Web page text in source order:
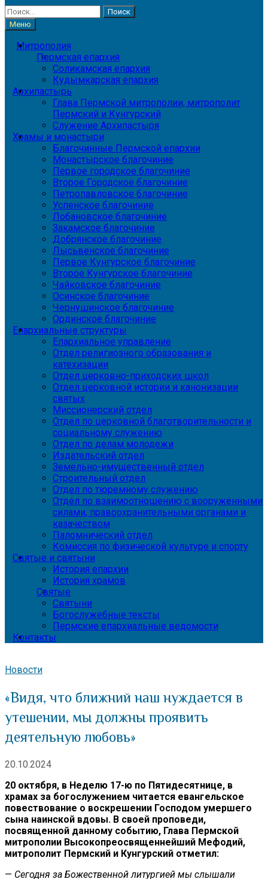
Найти:
Меню
Митрополия
Пермская епархия
Соликамская епархия
Кудымкарская епархия
Архипастырь
Глава Пермской митрополии, митрополит
Пермский и Кунгурский
Служение Архипастыря
Храмы и монастыри
Благочинные Пермской епархии
Монастырское благочиние
Первое городское благочиние
Второе Городское благочиние
Петропавловское благочиние
Успенское благочиние
Лобановское благочиние
Закамское благочиние
Добрянское благочиние
Лысьвенское благочиние
Первое Кунгурское благочиние
Второе Кунгурское благочиние
Чайковское благочиние
Осинское благочиние
Чернушинское благочиние
Ординское благочиние
Епархиальные структуры
Епархиальное управление
Отдел религиозного образования и
катехизации
Отдел церковно-приходских школ
Отдел церковной истории и канонизации
святых
Миссионерский отдел
Отдел по церковной благотворительности и
социальному служению
Отдел по делам молодежи
Издательский отдел
Земельно-имущественный отдел
Строительный отдел
Отдел по тюремному служению
Отдел по взаимоотношению с вооруженными
силами, правоохранительными органами и
казачеством
Паломнический отдел
Комиссия по физической культуре и спорту
Святые и святыни
История епархии
История храмов
Святые
Святыни
Богослужебные тексты
Пермские епархиальные ведомости
Контакты
Новости
«Видя, что ближний наш нуждается в
утешении, мы должны проявить
деятельную любовь»
20.10.2024
20 октября, в Неделю 17-ю по Пятидесятнице, в
храмах за богослужением читается евангельское
повествование о воскрешении Господом умершего
сына наинской вдовы. В своей проповеди,
посвященной данному событию, Глава Пермской
митрополии Высокопреосвященнейший Мефодий,
митрополит Пермский и Кунгурский отметил:
— Сегодня за Божественной литургией мы слышали